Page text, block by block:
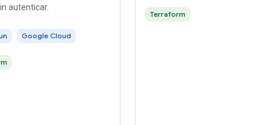
autenticar.
Google Cloud
Terraform